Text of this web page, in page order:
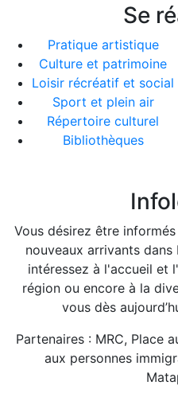
Se
Pratique artistique
Culture et patrimoine
Loisir récréatif et social
Sport et plein air
Répertoire culturel
Bibliothèques
Vous désirez être
nouveaux arrivants
intéressez à l'accueil et
région ou encore à la
vous dès
Partenaires : MRC, Place
aux personnes